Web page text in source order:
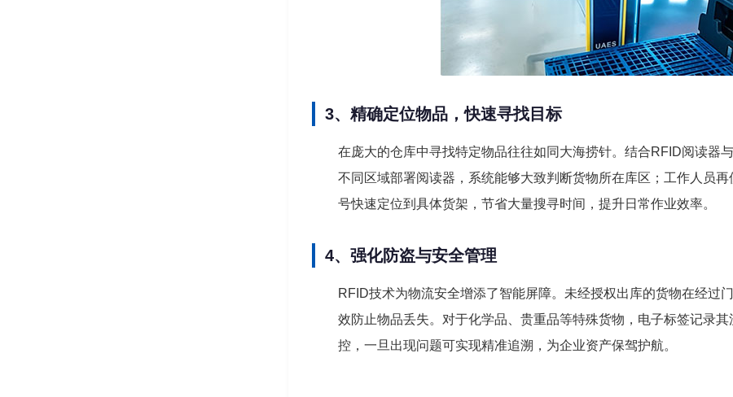
3、精确定位物品，快速寻找目标
在庞大的仓库中寻找特定物品往往如同大海捞针。结合RFID阅读器
不同区域部署阅读器，系统能够大致判断货物所在库区；工作人员
号快速定位到具体货架，节省大量搜寻时间，提升日常作业效率。
4、强化防盗与安全管理
RFID技术为物流安全增添了智能屏障。未经授权出库的货物在经过
效防止物品丢失。对于化学品、贵重品等特殊货物，电子标签记录
控，一旦出现问题可实现精准追溯，为企业资产保驾护航。